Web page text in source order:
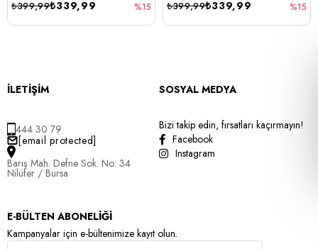
₺339,99
₺399,99 %15 ₺339,99
₺399,99 %15
İLETİŞİM
444 30 79
[email protected]
Barış Mah. Defne Sok. No: 34
Nilüfer / Bursa
SOSYAL MEDYA
Bizi takip edin, fırsatları kaçırmayın!
Facebook
Instagram
E-BÜLTEN ABONELİĞİ
Kampanyalar için e-bültenimize kayıt olun.